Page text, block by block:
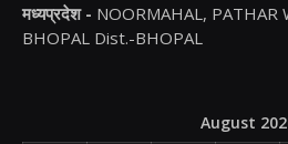
मध्यप्रदेश - NOORMAHAL, PATHAR
BHOPAL Dist.-BHOPAL
August